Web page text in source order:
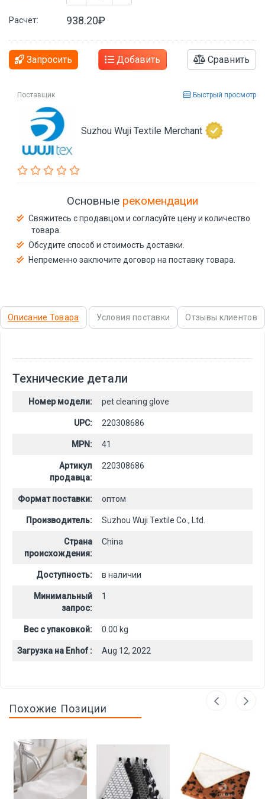
Расчет: 938.20₽
Запросить Добавить Сравнить
Поставщик Быстрый просмотр
Suzhou Wuji Textile Merchant
Основные рекомендации
Свяжитесь с продавцом и согласуйте цену и количество
товара.
Обсудите способ и стоимость доставки.
Непременно заключите договор на поставку товара.
Описание Товара Условия поставки Отзывы клиентов
Технические детали
Номер модели: pet cleaning glove
UPC: 220308686
MPN: 41
Артикул
продавца:
220308686
Формат поставки: оптом
Производитель: Suzhou Wuji Textile Co., Ltd.
Страна
происхождения:
China
Доступность: в наличии
Минимальный
запрос:
1
Вес с упаковкой: 0.00 kg
Загрузка на Enhof : Aug 12, 2022
Похожие Позиции